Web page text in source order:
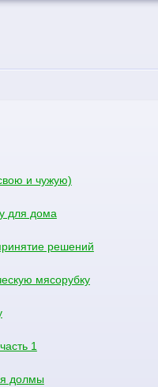
и чужую)
для дома
решений
мясорубку
1
долмы